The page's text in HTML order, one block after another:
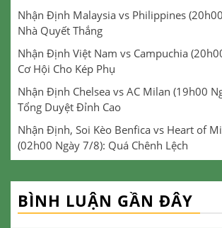
Nhận Định Malaysia vs Philippines
Nhà Quyết Thắng
Nhận Định Việt Nam vs Campuchia
Cơ Hội Cho Kép Phụ
Nhận Định Chelsea vs AC Milan (19h00
Tổng Duyệt Đỉnh Cao
Nhận Định, Soi Kèo Benfica vs Heart of
(02h00 Ngày 7/8): Quá Chênh Lệch
BÌNH LUẬN GẦN ĐÂY